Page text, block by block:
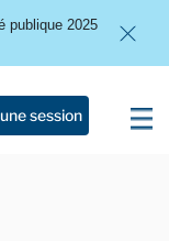
publique 2025
session